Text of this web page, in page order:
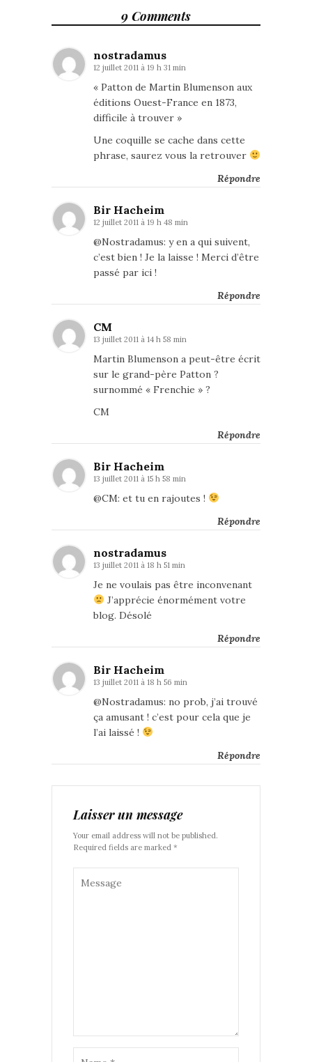
9 Comments
nostradamus
12 juillet 2011 à 19 h 31 min
« Patton de Martin Blumenson aux
éditions Ouest-France en 1873,
difficile à trouver »
Une coquille se cache dans cette
phrase, saurez vous la retrouver
Répondre
Bir Hacheim
12 juillet 2011 à 19 h 48 min
@Nostradamus: y en a qui suivent,
c’est bien ! Je la laisse ! Merci d’être
passé par ici !
Répondre
CM
13 juillet 2011 à 14 h 58 min
Martin Blumenson a peut-être écrit
sur le grand-père Patton ?
surnommé « Frenchie » ?
CM
Répondre
Bir Hacheim
13 juillet 2011 à 15 h 58 min
@CM: et tu en rajoutes !
Répondre
nostradamus
13 juillet 2011 à 18 h 51 min
Je ne voulais pas être inconvenant
J’apprécie énormément votre
blog. Désolé
Répondre
Bir Hacheim
13 juillet 2011 à 18 h 56 min
@Nostradamus: no prob, j’ai trouvé
ça amusant ! c’est pour cela que je
l’ai laissé !
Répondre
Laisser un message
Your email address will not be published.
Required fields are marked *